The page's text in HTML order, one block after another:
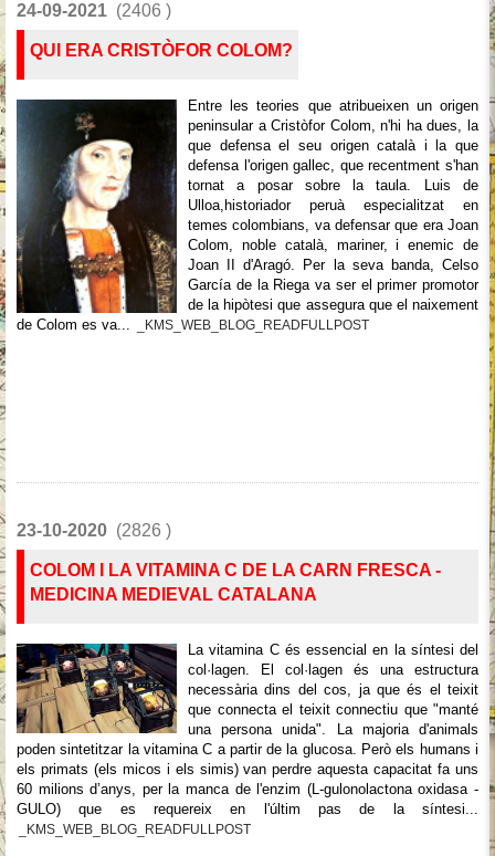
24-09-2021 (2406 )
QUI ERA CRISTÒFOR COLOM?
Entre les teories que atribueixen un origen
peninsular a Cristòfor Colom, n'hi ha dues, la
que defensa el seu origen català i la que
defensa l'origen gallec, que recentment s'han
tornat a posar sobre la taula. Luis de
Ulloa,historiador peruà especialitzat en
temes colombians, va defensar que era Joan
Colom, noble català, mariner, i enemic de
Joan II d'Aragó. Per la seva banda, Celso
García de la Riega va ser el primer promotor
de la hipòtesi que assegura que el naixement
de Colom es va...
_KMS_WEB_BLOG_READFULLPOST
23-10-2020 (2826 )
COLOM I LA VITAMINA C DE LA CARN FRESCA -
MEDICINA MEDIEVAL CATALANA
La vitamina C és essencial en la síntesi del
col·lagen. El col·lagen és una estructura
necessària dins del cos, ja que és el teixit
que connecta el teixit connectiu que "manté
una persona unida". La majoria d'animals
poden sintetitzar la vitamina C a partir de la glucosa. Però els humans i
els primats (els micos i els simis) van perdre aquesta capacitat fa uns
60 milions d’anys, per la manca de l'enzim (L-gulonolactona oxidasa -
GULO) que es requereix en l'últim pas de la síntesi...
_KMS_WEB_BLOG_READFULLPOST